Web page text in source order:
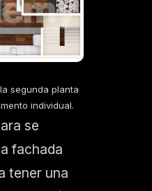
segunda planta
individual.
se
fachada
tener una